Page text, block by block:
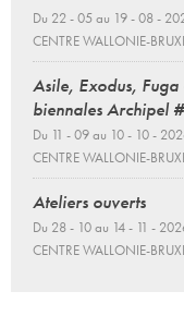
Du 22 - 05 au 19 - 08 -
CENTRE WALLONIE-
Asile, Exodus,
biennales Archipel
Du 11 - 09 au 10 - 10 -
CENTRE WALLONIE-
Ateliers ouverts
Du 28 - 10 au 14 - 11 -
CENTRE WALLONIE-